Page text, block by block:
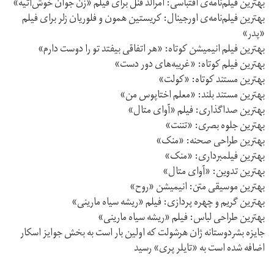
بهترین فیلم‌نامه‌ی اورجینال: کریستین همون و فلوریان زلر برای فیلم
«پدر»
بهترین فیلم انیمیشن کوتاه: «هر اتفاقی بیفتد تو را دوست دارم»
بهترین فیلم کوتاه: «غریبه‌های دور دست»
بهترین مستند کوتاه: «کولت»
بهترین مستند بلند: «معلم اختاپوس من»
بهترین صداگذاری: فیلم «آوای متال»
بهترین جلوه بصری: «تننت»
بهترین طراحی صحنه: «منک»
بهترین فیلمبرداری: «منک»
بهترین تدوین: «آوای متال»
بهترین موسیقی متن: انیمیشن «روح»
بهترین گریم و چهره پردازی: فیلم «ریشه سیاه مارینی»
بهترین طراحی لباس: فیلم «ریشه سیاه مارینی»
جایزه بشردوستانه ژان هرشولت که اولین بار است به بخش جوایز اسکار
اضافه شده است به «تایلر پری» رسید